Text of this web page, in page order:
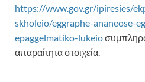
https://www.gov.gr/ipiresies/
skholeio/eggraphe-ananeose-
epaggelmatiko-lukeio
απαραίτητα στοιχεία.